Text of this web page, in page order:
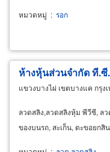
สร้าง ประกอบ ติดตั้ง ตรวจ
หมวดหมู่ : รอก
ห้างหุ้นส่วนจำกัด ที.ซี
แขวงบางไผ่ เขตบางแค กรุง
ลวดสลิง,ลวดสลิงหุ้ม พีวีซี, ล
ของบนรถ, สะเก็น, ตะขอยกสิ